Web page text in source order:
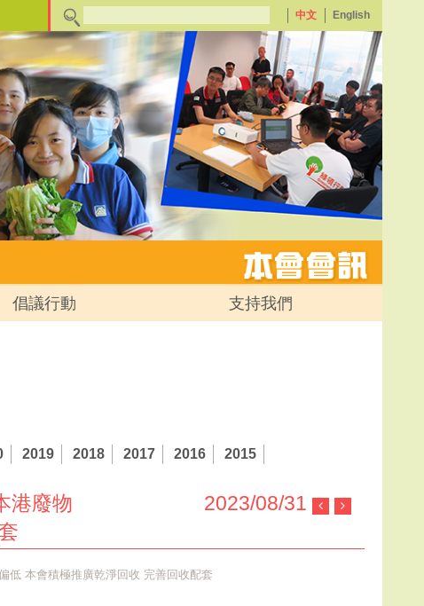
中文 English
倡議行動 支持我們
2019 2018 2017 2016 2015
港廢物
2023/08/31
低 本會積極推廣乾淨回收 完善回收配套